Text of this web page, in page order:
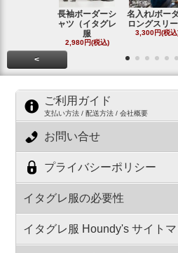
長袖ボーダーシ
ャツ（イタグレ
服
2,980円(税込)
名入れ/ボー
ロングスリ
3,300円(税込
<
ご利用ガイド
支払い方法 / 配送方法 / 会社概要
お問い合せ
プライバシーポリシー
イタグレ服の必要性
イタグレ服 Houndy's サイト